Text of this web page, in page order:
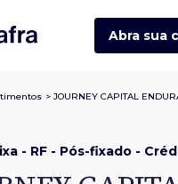
Abra sua
> JOURNEY CAPITAL
- RF - Pós-fixado -